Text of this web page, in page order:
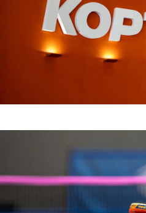
проекта и
возможностях для